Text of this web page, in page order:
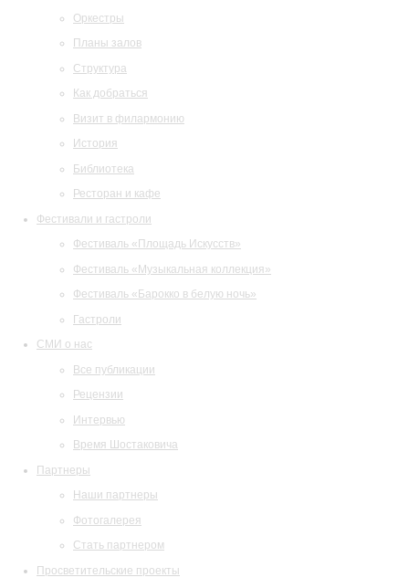
Оркестры
Планы залов
Структура
Как добраться
Визит в филармонию
История
Библиотека
Ресторан и кафе
Фестивали и гастроли
Фестиваль «Площадь Искусств»
Фестиваль «Музыкальная коллекция»
Фестиваль «Барокко в белую ночь»
Гастроли
СМИ о нас
Все публикации
Рецензии
Интервью
Время Шостаковича
Партнеры
Наши партнеры
Фотогалерея
Стать партнером
Просветительские проекты